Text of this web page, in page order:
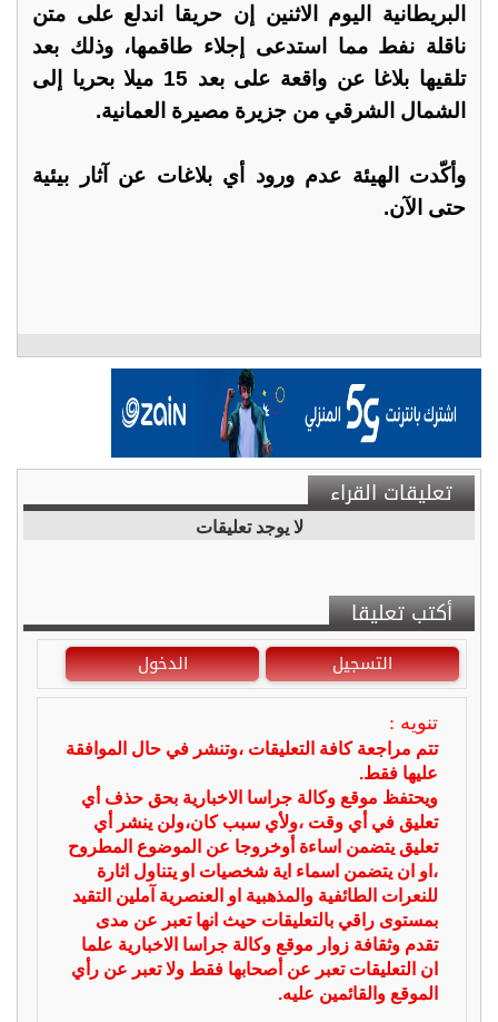
البريطانية اليوم الاثنين إن حريقا اندلع على متن
ناقلة نفط مما استدعى إجلاء طاقمها، وذلك بعد
تلقيها بلاغا عن واقعة على بعد 15 ميلا بحريا إلى
الشمال الشرقي من جزيرة مصيرة العمانية.
وأكّدت الهيئة عدم ورود أي بلاغات عن آثار بيئية
حتى الآن.
تعليقات القراء
لا يوجد تعليقات
أكتب تعليقا
التسجيل الدخول
تنويه :
تتم مراجعة كافة التعليقات ،وتنشر في حال الموافقة
عليها فقط.
ويحتفظ موقع وكالة جراسا الاخبارية بحق حذف أي
تعليق في أي وقت ،ولأي سبب كان،ولن ينشر أي
تعليق يتضمن اساءة أوخروجا عن الموضوع المطروح
،او ان يتضمن اسماء اية شخصيات او يتناول اثارة
للنعرات الطائفية والمذهبية او العنصرية آملين التقيد
بمستوى راقي بالتعليقات حيث انها تعبر عن مدى
تقدم وثقافة زوار موقع وكالة جراسا الاخبارية علما
ان التعليقات تعبر عن أصحابها فقط ولا تعبر عن رأي
الموقع والقائمين عليه.